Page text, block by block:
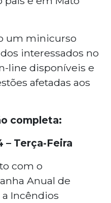
um minicurso
interessados no
line disponíveis e
afetadas aos
completa:
– Terça-Feira
com o
Anual de
Incêndios